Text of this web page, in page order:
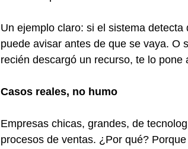
Un ejemplo claro: si el sistema
puede avisar antes de que se vaya. O
recién descargó un recurso, te lo pone
Casos reales, no humo
Empresas chicas, grandes, de
procesos de ventas. ¿Por qué?